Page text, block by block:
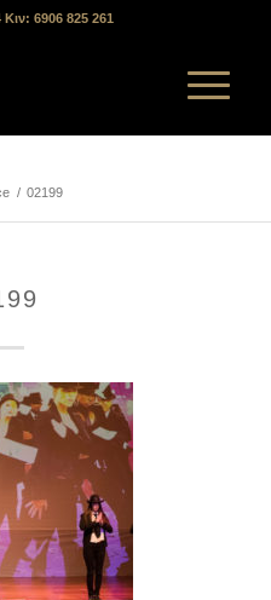
6906 825 261
/ 02199